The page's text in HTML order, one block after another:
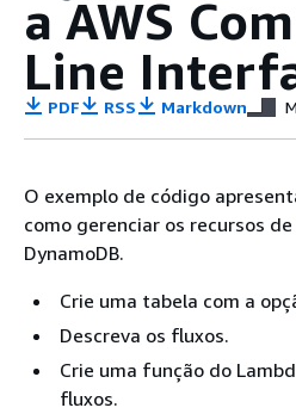
a AWS
Line
PDF RSS Markdown
O exemplo de código
como gerenciar os recursos
DynamoDB.
Crie uma tabela com a
Descreva os fluxos.
Crie uma função do
fluxos.